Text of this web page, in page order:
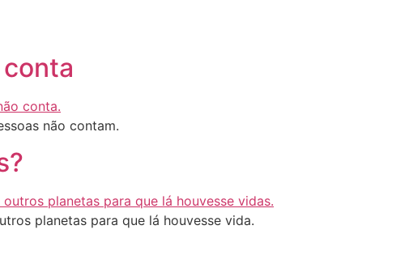
não contam.
planetas para que lá houvesse vida.